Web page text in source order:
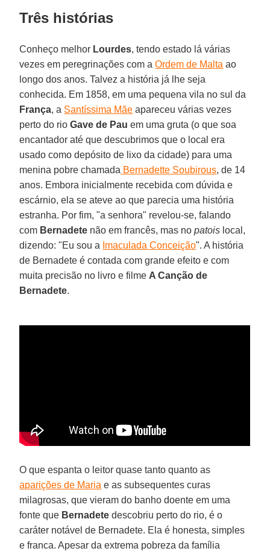
Três histórias
Conheço melhor Lourdes, tendo estado lá várias
vezes em peregrinações com aOrdem de Malta ao
longo dos anos. Talvez a história já lhe seja
conhecida. Em 1858, em uma pequena vila no sul da
França, a Santíssima Mãe apareceu várias vezes
perto do rio Gave de Pau em uma gruta (o que soa
encantador até que descubrimos que o local era
usado como depósito de lixo da cidade) para uma
menina pobre chamada Bernadette Soubirous, de 14
anos. Embora inicialmente recebida com dúvida e
escárnio, ela se ateve ao que parecia uma história
estranha. Por fim, "a senhora" revelou-se, falando
com Bernadete não em francês, mas nopatois local,
dizendo: "Eu sou a Imaculada Conceição". A história
de Bernadete é contada com grande efeito e com
muita precisão no livro e filme A Canção de
Bernadete.
O que espanta o leitor quase tanto quanto as
aparições de Maria e as subsequentes curas
milagrosas, que vieram do banho doente em uma
fonte que Bernadete descobriu perto do rio, é o
caráter notável de Bernadete. Ela é honesta, simples
e franca. Apesar da extrema pobreza da família